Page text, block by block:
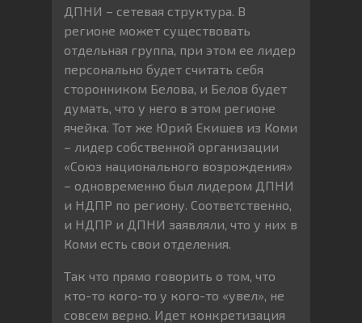
ДПНИ – сетевая структура. В
регионе может существовать
отдельная группа, при этом ее лидер
персонально будет считать себя
сторонником Белова, и Белов будет
думать, что у него в этом регионе
ячейка. Тот же Юрий Екишев из Коми
– лидер собственной организации
«Союз национального возрождения»
– одновременно был лидером ДПНИ
и НДПР по региону. Соответственно,
и НДПР и ДПНИ заявляли, что у них в
Коми есть свои отделения.
Так что прямо говорить о том, что
кто-то кого-то у кого-то «увел», не
совсем верно. Идет конкретизация